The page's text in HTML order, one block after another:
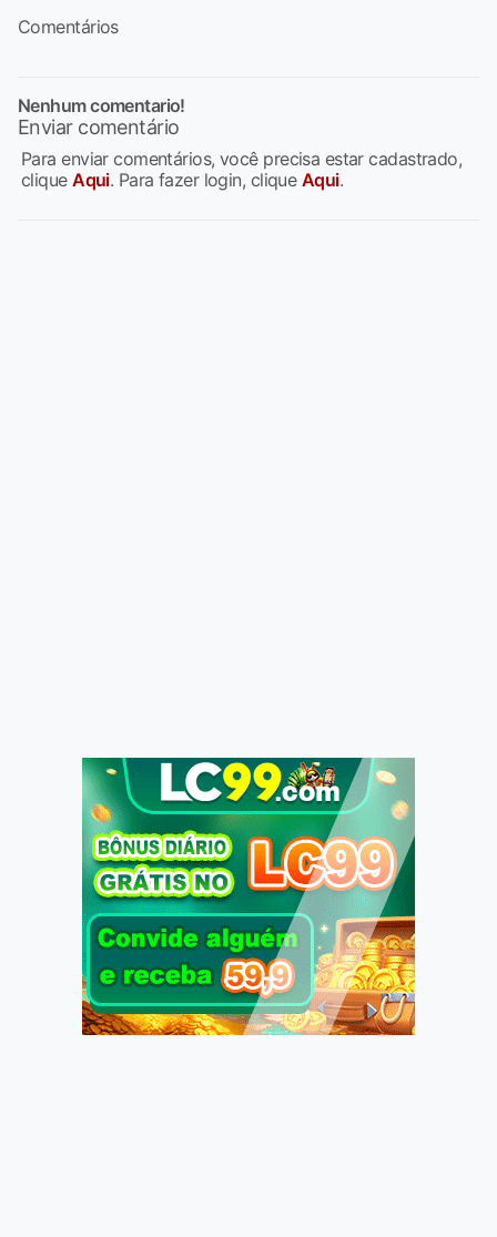
Comentários
Nenhum comentario!
Enviar comentário
Para enviar comentários, você precisa estar cadastrado,
cliqueAqui. Para fazer login, clique Aqui.